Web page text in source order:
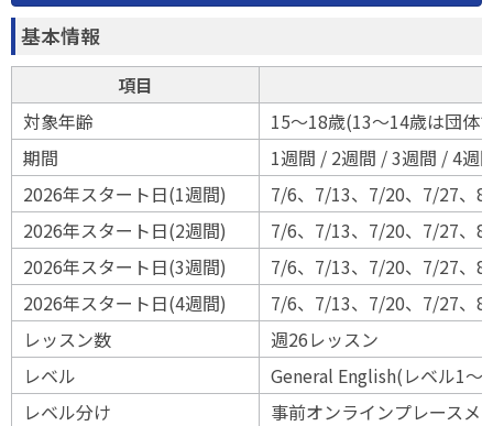
基本情報
項目
対象年齢
15〜18歳(13〜14歳は団体
期間
1週間 / 2週間 / 3週間 / 4週
2026年スタート日(1週間)
7/6、7/13、7/20、7/27、
2026年スタート日(2週間)
7/6、7/13、7/20、7/27、
2026年スタート日(3週間)
7/6、7/13、7/20、7/27、
2026年スタート日(4週間)
7/6、7/13、7/20、7/27、
レッスン数
週26レッスン
レベル
General English(レベル1
レベル分け
事前オンラインプレースメ